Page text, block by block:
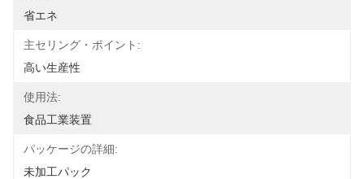
省エネ
主セリング・ポイント:
高い生産性
使用法:
食品工業装置
パッケージの詳細:
未加工パック